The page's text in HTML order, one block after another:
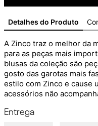
Detalhes do Produto
A Zinco traz o melhor da
para as peças mais
blusas da coleção são
gosto das garotas mais
estilo com Zinco e cause
acessórios não
Entrega